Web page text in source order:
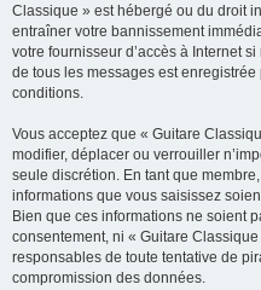
Classique » est hébergé ou du droit
entraîner votre bannissement
votre fournisseur d’accès à Internet
de tous les messages est
conditions.
Vous acceptez que « Guitare
modifier, déplacer ou verrouiller
seule discrétion. En tant que
informations que vous saisissez
Bien que ces informations ne soient
consentement, ni « Guitare
responsables de toute tentative de
compromission des données.